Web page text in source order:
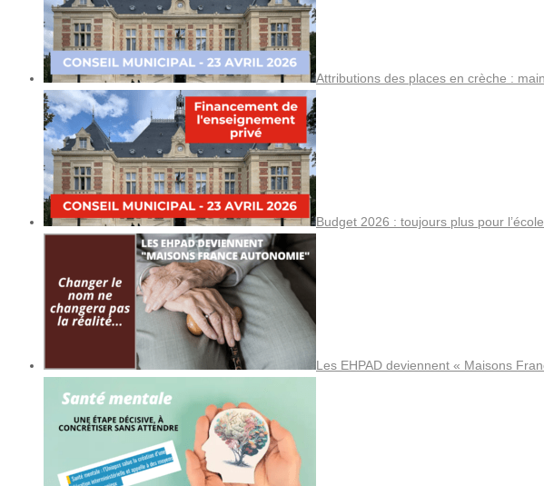
Attributions des places en crèche :
Budget 2026 : toujours plus pour
Les EHPAD deviennent « Maisons